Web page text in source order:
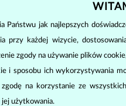
Państwu jak najlepszych
przy każdej wizycie,
zgody na używanie plików
i sposobu ich wykorzystywania
zgodę na korzystanie ze
użytkowania.